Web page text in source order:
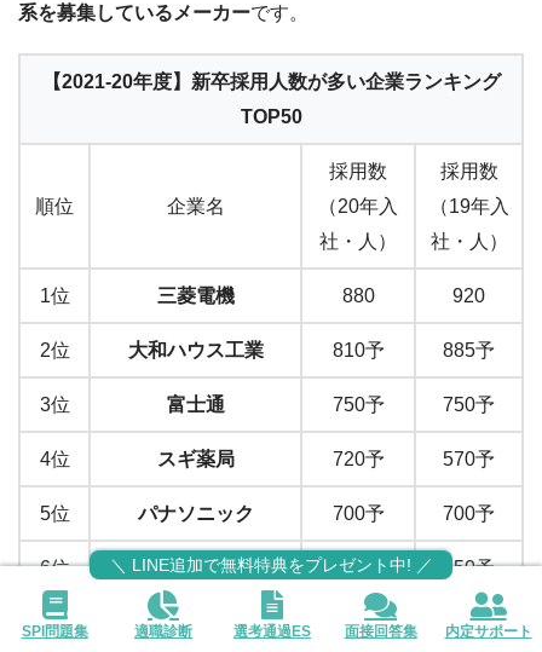
系を募集しているメーカーです。
【2021-20年度】新卒採用人数が多い企業ランキング
TOP50
順位 企業名
採用数
（20年入
社・人）
採用数
（19年入
社・人）
1位 三菱電機 880 920
2位 大和ハウス工業 810予 885予
3位 富士通 750予 750予
4位 スギ薬局 720予 570予
5位 パナソニック 700予 700予
6位 富士ソフト 650予 650予
7位
東京海上日動火災保
639 592
SPI問題集 適職診断 選考通過ES 面接回答集 内定サポート
＼ LINE追加で無料特典をプレゼント中! ／